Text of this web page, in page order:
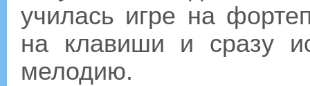
училась игре на
на клавиши и сразу
мелодию.